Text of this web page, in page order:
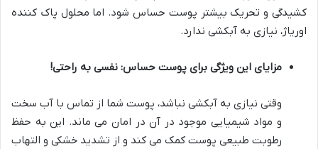
کشیدگی و تحریک بیشتر پوست حساس شود. اما محلول پاک کننده
اوریاژ، نیازی به آبکشی ندارد.
مزایای این ویژگی برای پوست حساس: نفسی به راحتی!
وقتی نیازی به آبکشی نباشد، پوست شما از تماس با آب سخت
و مواد شیمیایی موجود در آن در امان می ماند. این به حفظ
رطوبت طبیعی پوست کمک می کند و از تشدید خشکی و التهاب